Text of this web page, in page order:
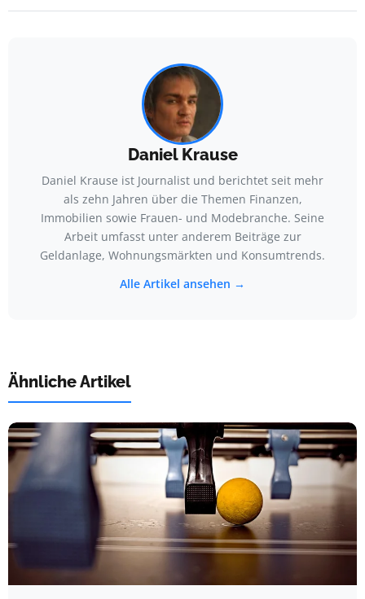
Daniel Krause
Daniel Krause ist Journalist und berichtet seit mehr
als zehn Jahren über die Themen Finanzen,
Immobilien sowie Frauen- und Modebranche. Seine
Arbeit umfasst unter anderem Beiträge zur
Geldanlage, Wohnungsmärkten und Konsumtrends.
Alle Artikel ansehen →
Ähnliche Artikel